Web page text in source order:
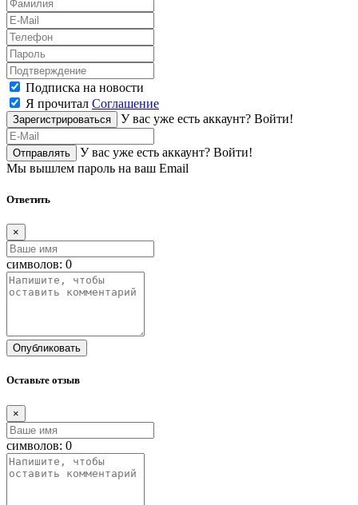
Подписка на новости
Я прочитал Соглашение
Зарегистрироваться У вас уже есть аккаунт? Войти!
Отправлять У вас уже есть аккаунт? Войти!
Мы вышлем пароль на ваш Email
Ответить
×
символов: 0
Опубликовать
Оставьте отзыв
×
символов: 0